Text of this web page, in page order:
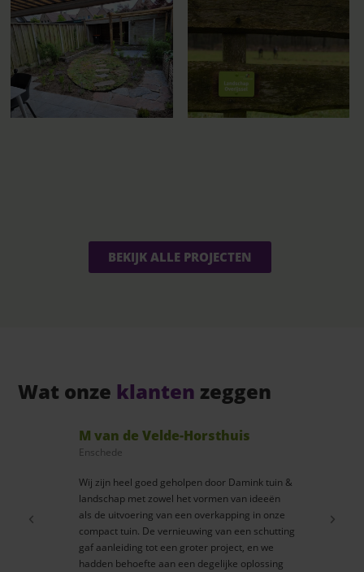
BEKIJK ALLE PROJECTEN
Wat onze klanten zeggen
M van de Velde-Horsthuis
Enschede
Wij zijn heel goed geholpen door Damink tuin &
landschap met zowel het vormen van ideeën
als de uitvoering van een overkapping in onze
compact tuin. De vernieuwing van een schutting
gaf aanleiding tot een groter project, en we
hadden behoefte aan een degelijke oplossing
kennis